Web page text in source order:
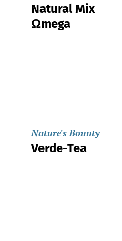
Natural Mix
Ωmega
Nature's Bounty
Verde-Tea